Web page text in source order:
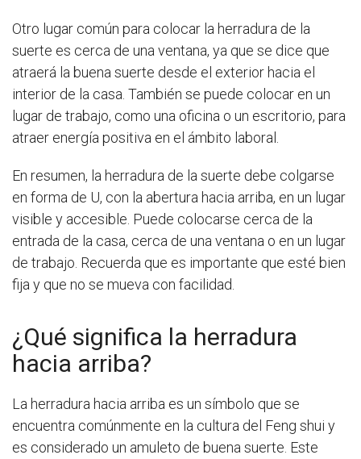
Otro lugar común para colocar la herradura de la
suerte es cerca de una ventana, ya que se dice que
atraerá la buena suerte desde el exterior hacia el
interior de la casa. También se puede colocar en un
lugar de trabajo, como una oficina o un escritorio, para
atraer energía positiva en el ámbito laboral.
En resumen, la herradura de la suerte debe colgarse
en forma de U, con la abertura hacia arriba, en un lugar
visible y accesible. Puede colocarse cerca de la
entrada de la casa, cerca de una ventana o en un lugar
de trabajo. Recuerda que es importante que esté bien
fija y que no se mueva con facilidad.
¿Qué significa la herradura
hacia arriba?
La herradura hacia arriba es un símbolo que se
encuentra comúnmente en la cultura del Feng shui y
es considerado un amuleto de buena suerte. Este